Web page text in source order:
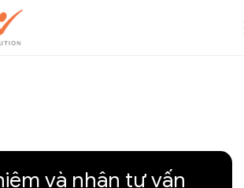
và nhận tư vấn